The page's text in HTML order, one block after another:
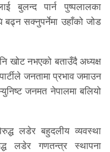
बुलन्द पार्न पुष्पलालका
बढ्न सक्नुपर्नेमा उहाँको जोड
खोट नभएको बताउँदै अध्यक्ष
जनतामा प्रभाव जमाउन
जनमत नेपालमा बलियो
लडेर बहुदलीय व्यवस्था
लडेर गणतन्त्र स्थापना